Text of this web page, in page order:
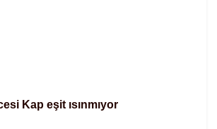
Kap eşit ısınmıyor